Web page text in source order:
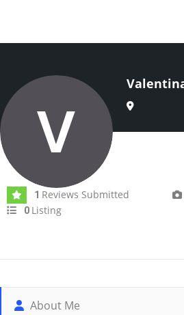
1 Reviews Submitted
0 Listing
About Me